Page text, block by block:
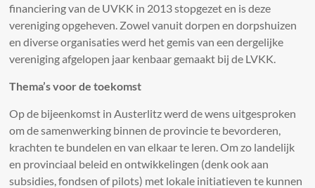
financiering van de UVKK in 2013 stopgezet en is deze
vereniging opgeheven. Zowel vanuit dorpen en dorpshuizen
en diverse organisaties werd het gemis van een dergelijke
vereniging afgelopen jaar kenbaar gemaakt bij de LVKK.
Thema’s voor de toekomst
Op de bijeenkomst in Austerlitz werd de wens uitgesproken
om de samenwerking binnen de provincie te bevorderen,
krachten te bundelen en van elkaar te leren. Om zo landelijk
en provinciaal beleid en ontwikkelingen (denk ook aan
subsidies, fondsen of pilots) met lokale initiatieven te kunnen